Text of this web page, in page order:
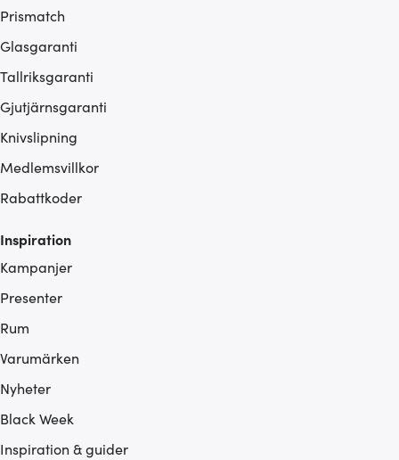
Prismatch
Glasgaranti
Tallriksgaranti
Gjutjärnsgaranti
Knivslipning
Medlemsvillkor
Rabattkoder
Inspiration
Kampanjer
Presenter
Rum
Varumärken
Nyheter
Black Week
Inspiration & guider